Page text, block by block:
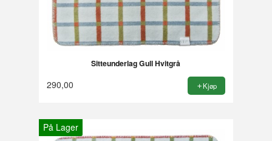
Sitteunderlag Gull Hvitgrå
290,00 Kjøp
På Lager